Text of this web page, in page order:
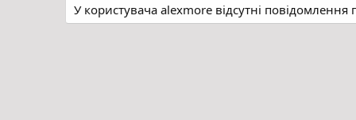
У користувача alexmore відсутні повідомлення